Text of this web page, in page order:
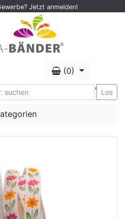
Jetzt anmelden!
(0)
' Los